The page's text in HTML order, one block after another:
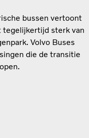
bussen vertoont
tegelijkertijd sterk van
Volvo Buses
die de transitie